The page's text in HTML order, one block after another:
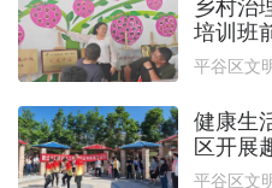
培训班
平谷区文
健康生
区开展
平谷区文